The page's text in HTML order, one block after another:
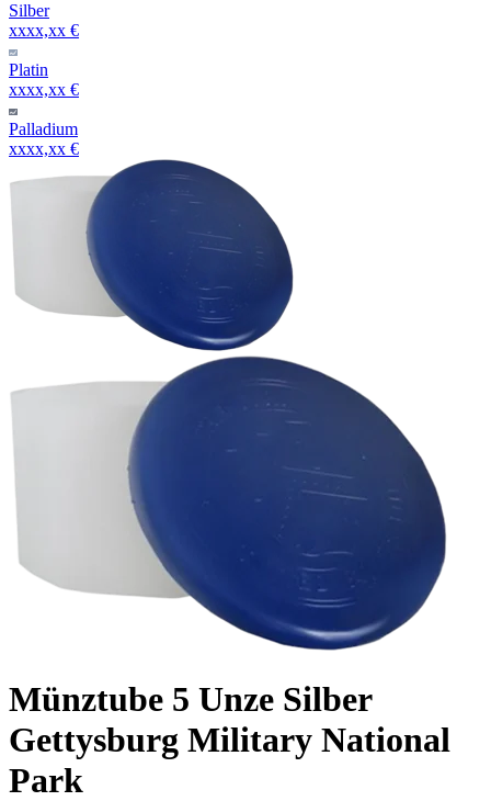
Silber
xxxx,xx €
Platin
xxxx,xx €
Palladium
xxxx,xx €
Münztube 5 Unze Silber
Gettysburg Military National
Park